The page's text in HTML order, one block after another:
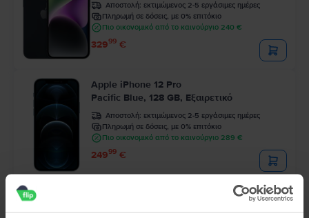
Αποστολή: εκτιμώμενος 2-5 εργάσιμες ημέρες
Πληρωμή σε δόσεις, με 0% επιτόκιο
Πιο οικονομικό από το καινούργιο 240 €
32999 €
Apple iPhone 12 Pro
Pacific Blue, 128 GB, Εξαιρετικό
Αποστολή: εκτιμώμενος 2-5 εργάσιμες ημέρες
Πληρωμή σε δόσεις, με 0% επιτόκιο
Πιο οικονομικό από το καινούργιο 289 €
24999 €